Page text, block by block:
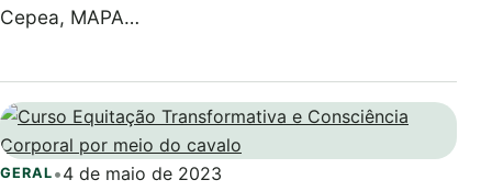
Cepea, MAPA…
GERAL •4 de maio de 2023